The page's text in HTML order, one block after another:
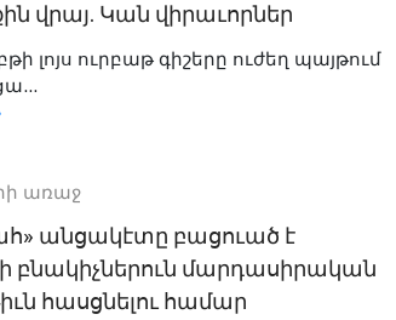
վրայ. Կան վիրաւորներ
լոյս ուրբաթ գիշերը ուժեղ պայթում
առաջ
անցակէտը բացուած է
բնակիչներուն մարդասիրական
հասցնելու համար